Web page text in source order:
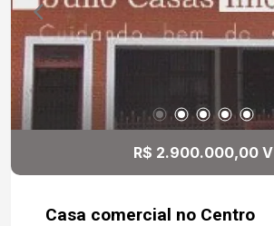
R$ 2.900.000,00 V
Casa comercial no Centro